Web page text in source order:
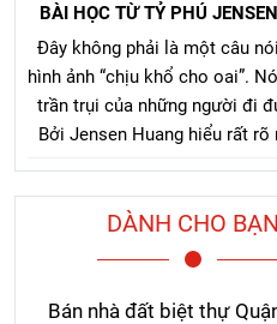
BÀI HỌC TỪ TỶ PHÚ
Đây không phải là một câu
hình ảnh “chịu khổ cho oai”.
trần trụi của những người đi
Bởi Jensen Huang hiểu rất
giá quá nhiều: thứ khiến con
cuộc không phải là khó khăn
nỗi đau kéo dài không thấy
DÀNH CHO BẠN
Bán nhà đất biệt thự